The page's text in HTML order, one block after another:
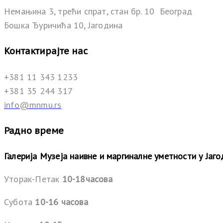
Немањина 3, трећи спрат, стан бр. 10 Београд
Бошка Ђуричића 10, Јагодина
Контактирајте нас
+381 11 343 1233
+381 35 244 317
info@mnmu.rs
Радно време
Галерија Музеја наивне и маргиналне уметности у
Уторак-Петак 10-18часова
Субота 10-16 часова